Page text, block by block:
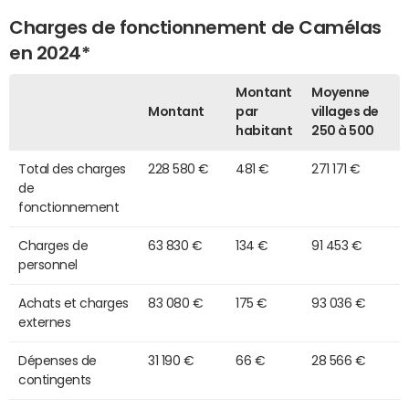
Charges de fonctionnement de Camélas
en 2024*
Montant
Montant
par
habitant
Moyenne
villages de
250 à 500
Total des charges
de
fonctionnement
228 580 € 481 € 271 171 €
Charges de
personnel
63 830 € 134 € 91 453 €
Achats et charges
externes
83 080 € 175 € 93 036 €
Dépenses de
contingents
31 190 € 66 € 28 566 €